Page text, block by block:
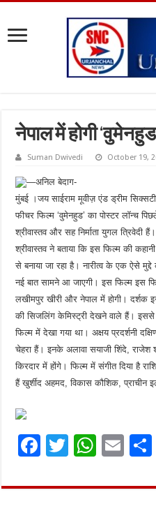
नेपाल में होगी
Suman Dwivedi October 19,
—अनिल बेदाग-
मुंबई ।जय साईराम मूवीज़ एंड ड्रीम
फीचर फिल्म ‘वुमेनहुड’ का पोस्टर लॉन्च
श्रीवास्तव और सह निर्माता युगल त्रिवेदी
श्रीवास्तव ने बताया कि इस फिल्म की
से बनाया जा रहा है। नारीत्व के एक ऐसे
नई बात सामने आ जाएगी। इस फिल्म इस
लखीमपुर खीरी और नेपाल में होगी। दर्शक
की सिजलिंग केमिस्ट्री देखने वाले हैं। इससे
फिल्म में देखा गया था। अक्षय प्रदर्शनी
चेहरा हैं। इनके अलावा सयाजी शिंदे, राजेश
किरदार में होंगे। फिल्म में संगीत दिया है
हैं खुर्शीद अहमद, विकास कौशिक, प्राचीन
F
ce
T
it
W
at
E
ai